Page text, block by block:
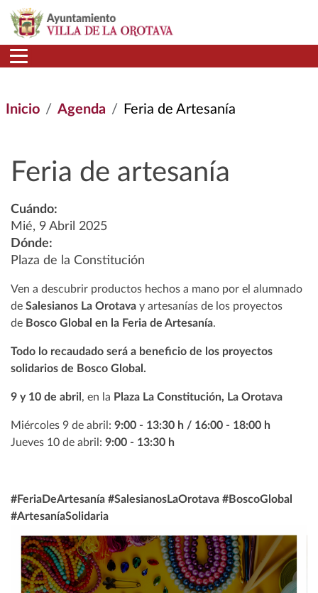
Pasar al contenido principal
Inicio Agenda Feria de Artesanía
Feria de artesanía
Cuándo:
Mié, 9 Abril 2025
Dónde:
Plaza de la Constitución
Ven a descubrir productos hechos a mano por el alumnado
de Salesianos La Orotava y artesanías de los proyectos
de Bosco Global en la Feria de Artesanía.
Todo lo recaudado será a beneficio de los proyectos
solidarios de Bosco Global.
9 y 10 de abril , en la Plaza La Constitución, La Orotava
Miércoles 9 de abril: 9:00 - 13:30 h / 16:00 - 18:00 h
Jueves 10 de abril: 9:00 - 13:30 h
#FeriaDeArtesanía #SalesianosLaOrotava #BoscoGlobal
#ArtesaníaSolidaria